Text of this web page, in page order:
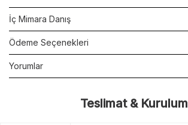
İç Mimara Danış
Ödeme Seçenekleri
Yorumlar
Teslimat & Kurulum